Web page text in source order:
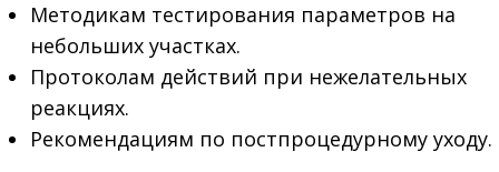
Методикам тестирования параметров на
небольших участках.
Протоколам действий при нежелательных
реакциях.
Рекомендациям по постпроцедурному уходу.